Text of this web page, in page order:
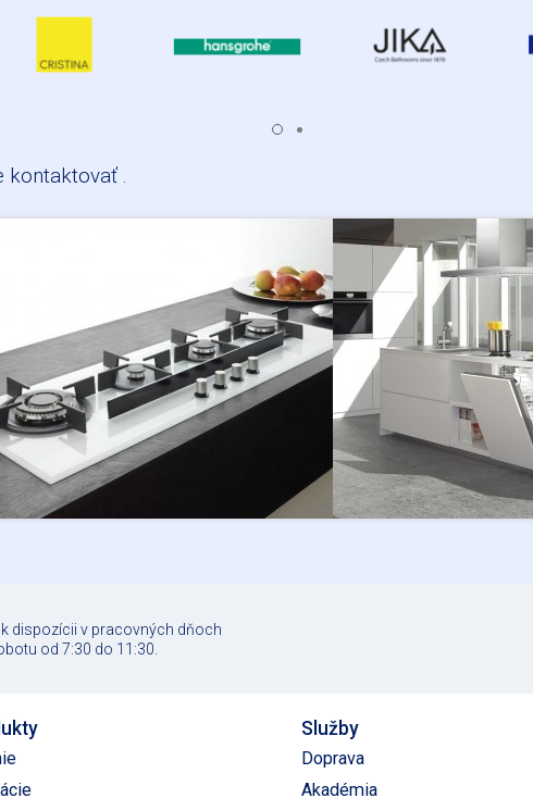
HANSGROHE
kontaktovať .
dispozícii v pracovných dňoch
od 7:30 do 11:30.
Služby
Doprava
Akadémia